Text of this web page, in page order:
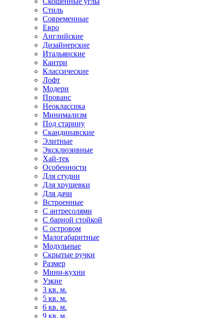
Стиль
Современные
Евро
Английские
Дизайнерские
Итальянские
Кантри
Классические
Лофт
Модерн
Прованс
Неоклассика
Минимализм
Под старину
Скандинавские
Элитные
Эксклюзивные
Хай-тек
Особенности
Для студии
Для хрущевки
Для дачи
Встроенные
С антресолями
С барной стойкой
С островом
Малогабаритные
Модульные
Скрытые ручки
Размер
Мини-кухни
Узкие
3 кв. м.
5 кв. м.
6 кв. м.
9 кв. м.